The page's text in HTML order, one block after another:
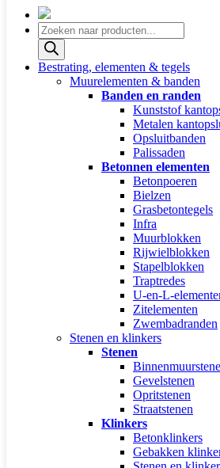
Producten
zoeken
Bestrating, elementen & tegels
Muurelementen & banden
Banden en randen
Kunststof
Metalen
Opsluitbanden
Palissaden
Betonnen elementen
Betonpoeren
Bielzen
Grasbetontegels
Infra
Muurblokken
Rijwielblokken
Stapelblokken
Traptredes
U-en-L-
Zitelementen
Zwembadranden
Stenen en klinkers
Stenen
Gevelstenen
Opritstenen
Straatstenen
Klinkers
Betonklinkers
Gebakken